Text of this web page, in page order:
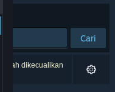
Cari
telah dikecualikan